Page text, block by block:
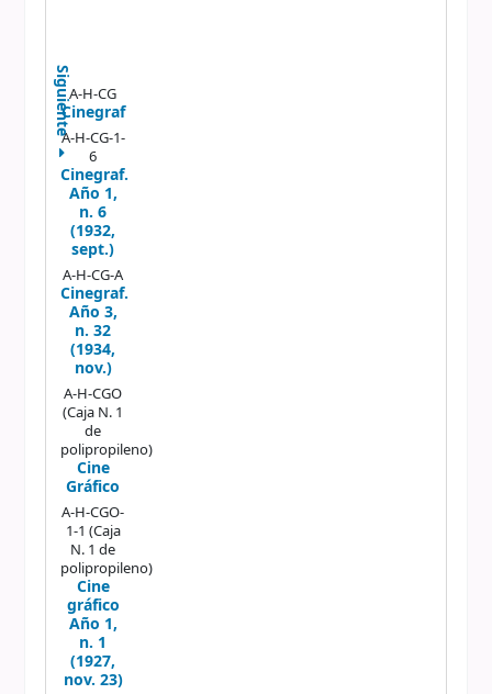
SiguienteA-H-CG
Cinegraf
A-H-CG-1-
6
Cinegraf.
Año 1,
n. 6
(1932,
sept.)
A-H-CG-A
Cinegraf.
Año 3,
n. 32
(1934,
nov.)
A-H-CGO
(Caja N. 1
de
polipropileno)
Cine
Gráfico
A-H-CGO-
1-1 (Caja
N. 1 de
polipropileno)
Cine
gráfico
Año 1,
n. 1
(1927,
nov. 23)